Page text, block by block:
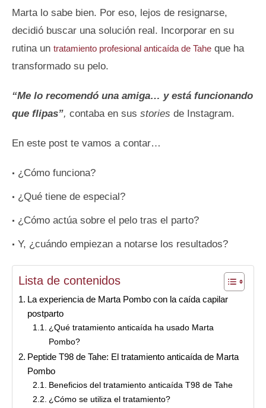
Marta lo sabe bien. Por eso, lejos de resignarse,
decidió buscar una solución real. Incorporar en su
rutina un tratamiento profesional anticaída de Tahe que ha
transformado su pelo.
“Me lo recomendó una amiga… y está funcionando
que flipas”, contaba en sus stories de Instagram.
En este post te vamos a contar…
¿Cómo funciona?
¿Qué tiene de especial?
¿Cómo actúa sobre el pelo tras el parto?
Y, ¿cuándo empiezan a notarse los resultados?
Lista de contenidos
La experiencia de Marta Pombo con la caída capilar
postparto
¿Qué tratamiento anticaída ha usado Marta
Pombo?
Peptide T98 de Tahe: El tratamiento anticaída de Marta
Pombo
Beneficios del tratamiento anticaída T98 de Tahe
¿Cómo se utiliza el tratamiento?